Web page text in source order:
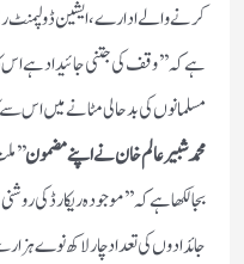
کرنے والے ادارے ، ایشین ڈولپمنٹ
ہے کہ ’’ وقف کی جتنی جائیداد ہے اس
مسلمانوں کی بد حالی مٹانے میں اس
محمد شبیر عالم خان نے اپنے مضمون
بجا لکھا ہے کہ ’’موجودہ ریکارڈ کی
جائدادوں کی تعداد چار لاکھ نوے